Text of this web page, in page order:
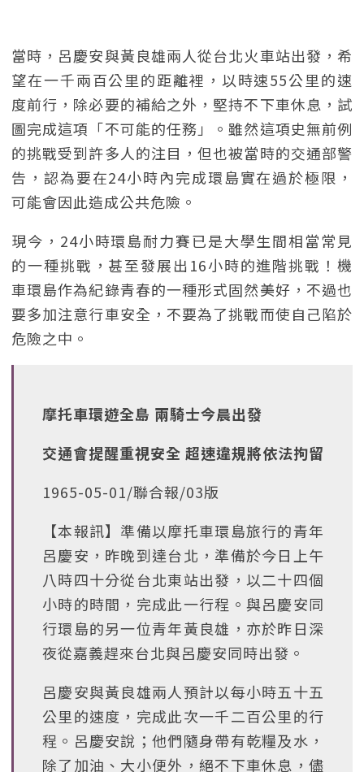
當時，呂慶安與黃良雄兩人從台北火車站出發，希
望在一千兩百公里的距離裡，以時速55公里的速
度前行，除必要的補給之外，堅持不下車休息，試
圖完成這項「不可能的任務」。雖然這項史無前例
的挑戰受到許多人的注目，但也被當時的交通部警
告，認為要在24小時內完成環島實在過於極限，
可能會因此造成公共危險。
現今，24小時環島耐力賽已是大學生間相當常見
的一種挑戰，甚至發展出16小時的進階挑戰！機
車環島作為紀錄青春的一種形式固然美好，不過也
要多加注意行車安全，不要為了挑戰而使自己陷於
危險之中。
摩托車環遊全島 兩騎士今晨出發
交通會提醒重視安全 超速違規將依法拘留
1965-05-01/聯合報/03版
【本報訊】準備以摩托車環島旅行的青年
呂慶安，昨晚到達台北，準備於今日上午
八時四十分從台北東站出發，以二十四個
小時的時間，完成此一行程。與呂慶安同
行環島的另一位青年黃良雄，亦於昨日深
夜從嘉義趕來台北與呂慶安同時出發。
呂慶安與黃良雄兩人預計以每小時五十五
公里的速度，完成此次一千二百公里的行
程。呂慶安說；他們隨身帶有乾糧及水，
除了加油、大小便外，絕不下車休息，儘